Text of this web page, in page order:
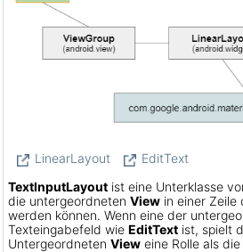
LinearLayout
EditText
TextInputLayout ist eine Unterklasse
die untergeordneten View in einer Zeile
werden können. Wenn eine der
Texteingabefeld wie EditText ist, spielt
Untergeordneten View eine Rolle als